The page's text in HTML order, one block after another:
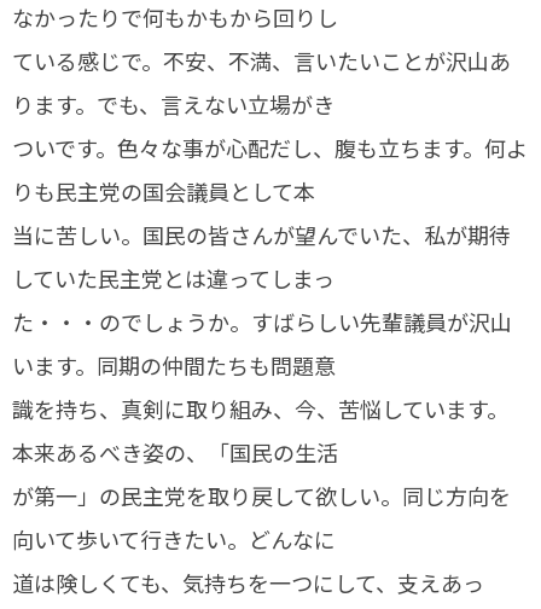
なかったりで何もかもから回りし
ている感じで。不安、不満、言いたいことが沢山あ
ります。でも、言えない立場がき
ついです。色々な事が心配だし、腹も立ちます。何よ
りも民主党の国会議員として本
当に苦しい。国民の皆さんが望んでいた、私が期待
していた民主党とは違ってしまっ
た・・・のでしょうか。すばらしい先輩議員が沢山
います。同期の仲間たちも問題意
識を持ち、真剣に取り組み、今、苦悩しています。
本来あるべき姿の、「国民の生活
が第一」の民主党を取り戻して欲しい。同じ方向を
向いて歩いて行きたい。どんなに
道は険しくても、気持ちを一つにして、支えあっ